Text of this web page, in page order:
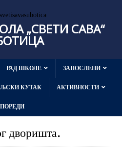
„СВЕТИ САВА“
РАД ШКОЛЕ ЗАПОСЛЕНИ
КУТАК АКТИВНОСТИ
дворишта.